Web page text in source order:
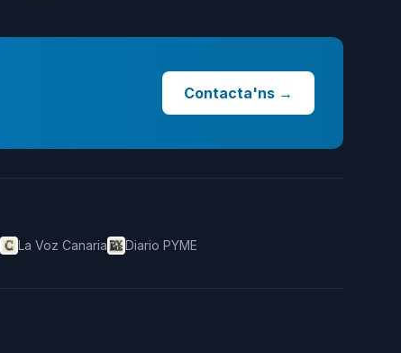
Contacta'ns →
La Voz Canaria Diario PYME